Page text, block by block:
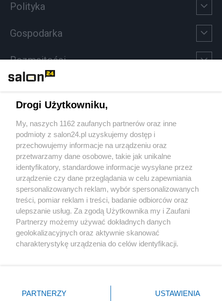
Polityka
Gospodarka
Rozmaitości
Sport
Społeczeństwo
Kultura
X Facebook Instagram Youtube
Drogi Użytkowniku,
My, naszych 1162 zaufanych partnerów oraz inne
podmioty z salon24.pl uzyskujemy dostęp i
przechowujemy informacje na urządzeniu oraz
przetwarzamy dane osobowe, takie jak unikalne
identyfikatory, standardowe informacje wysyłane przez
urządzenie czy dane przeglądania w celu zapewniania
spersonalizowanych reklam, wybór spersonalizowanych
treści, pomiar reklam i treści, badanie odbiorców oraz
ulepszanie usług. Za zgodą Użytkownika my i Zaufani
Partnerzy możemy używać dokładnych danych
geolokalizacyjnych oraz aktywnie skanować
charakterystykę urządzenia do celów identyfikacji.
zmienić/wycofać klikając przycisk ustawień prywatności
PARTNERZY USTAWIENIA